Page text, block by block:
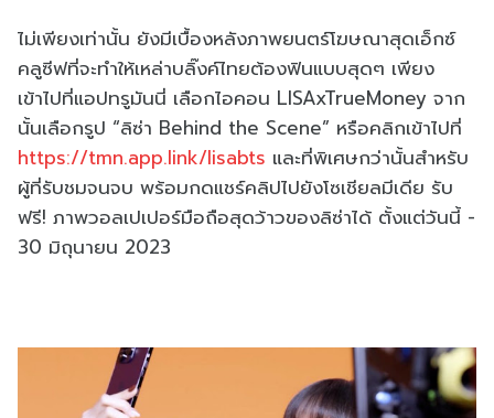
ไม่เพียงเท่านั้น ยังมีเบื้องหลังภาพยนตร์โฆษณาสุดเอ็กซ์
คลูซีฟที่จะทำให้เหล่าบลิ๊งค์ไทยต้องฟินแบบสุดๆ เพียง
เข้าไปที่แอปทรูมันนี่ เลือกไอคอน LISAxTrueMoney จาก
นั้นเลือกรูป “ลิซ่า Behind the Scene” หรือคลิกเข้าไปที่
https://tmn.app.link/lisabts และที่พิเศษกว่านั้นสำหรับ
ผู้ที่รับชมจนจบ พร้อมกดแชร์คลิปไปยังโซเชียลมีเดีย รับ
ฟรี! ภาพวอลเปเปอร์มือถือสุดว้าวของลิซ่าได้ ตั้งแต่วันนี้ -
30 มิถุนายน 2023